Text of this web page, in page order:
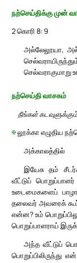
நற்செய்திக்கு முன்
2 கொரி 8: 9
அல்லேலூயா,
நற்செய்தி வாசகம்
நீங்கள்
✠லூக்கா எழுதிய
அக்காலத்தில்
இயேசு தம்
வீட்டுப்
உடைமைகளைப்
தலைவர் அவரைக்
என்ன? உம்
பொறுப்பாளராய்
அந்த வீட்டுப்
பொறுப்பிலிருந்து